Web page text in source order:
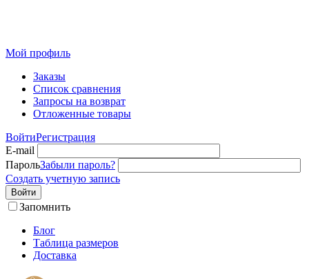
Мой профиль
Заказы
Список сравнения
Запросы на возврат
Отложенные товары
ВойтиРегистрация
E-mail
ПарольЗабыли пароль?
Создать учетную запись
Войти
Запомнить
Блог
Таблица размеров
Доставка